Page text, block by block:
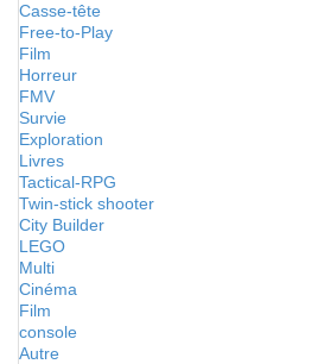
Casse-tête
Free-to-Play
Film
Horreur
FMV
Survie
Exploration
Livres
Tactical-RPG
Twin-stick shooter
City Builder
LEGO
Multi
Cinéma
Film
console
Autre